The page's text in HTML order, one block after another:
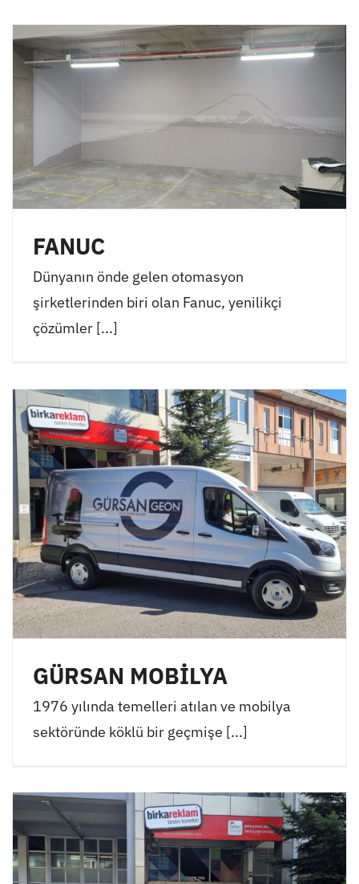
FANUC
Dünyanın önde gelen otomasyon
şirketlerinden biri olan Fanuc, yenilikçi
çözümler [...]
GÜRSAN MOBİLYA
1976 yılında temelleri atılan ve mobilya
sektöründe köklü bir geçmişe [...]